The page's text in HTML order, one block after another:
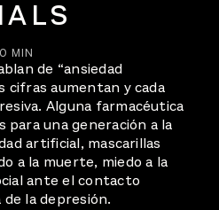
MIN
de “ansiedad
cifras aumentan y cada
Alguna farmacéutica
una generación a la
artificial, mascarillas
a la muerte, miedo a la
ante el contacto
de la depresión.